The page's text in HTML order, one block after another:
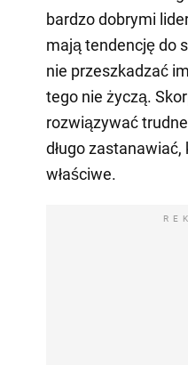
bardzo dobrymi
mają tendencję do
nie przeszkadzać
tego nie życzą.
rozwiązywać
długo
właściwe.